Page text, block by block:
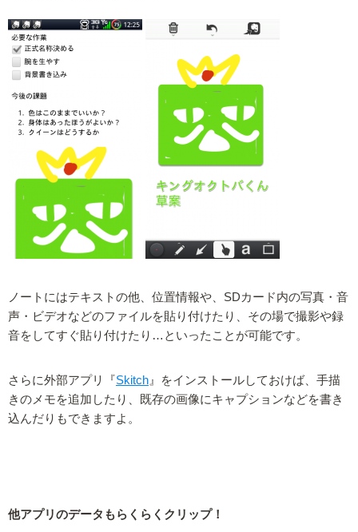
ノートにはテキストの他、位置情報や、SDカード内の写真・音
声・ビデオなどのファイルを貼り付けたり、その場で撮影や録
音をしてすぐ貼り付けたり…といったことが可能です。
さらに外部アプリ『Skitch』をインストールしておけば、手描
きのメモを追加したり、既存の画像にキャプションなどを書き
込んだりもできますよ。
他アプリのデータもらくらくクリップ！